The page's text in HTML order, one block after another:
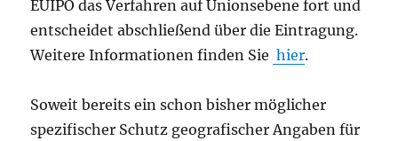
EUIPO das Verfahren auf Unionsebene fort und
entscheidet abschließend über die Eintragung.
Weitere Informationen finden Sie hier.
Soweit bereits ein schon bisher möglicher
spezifischer Schutz geografischer Angaben für